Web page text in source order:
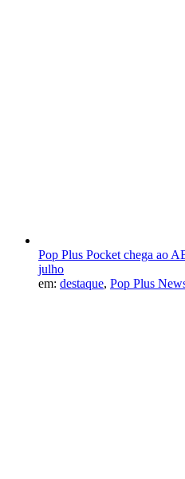
Pop Plus Pocket chega ao
julho
em: destaque, Pop Plus